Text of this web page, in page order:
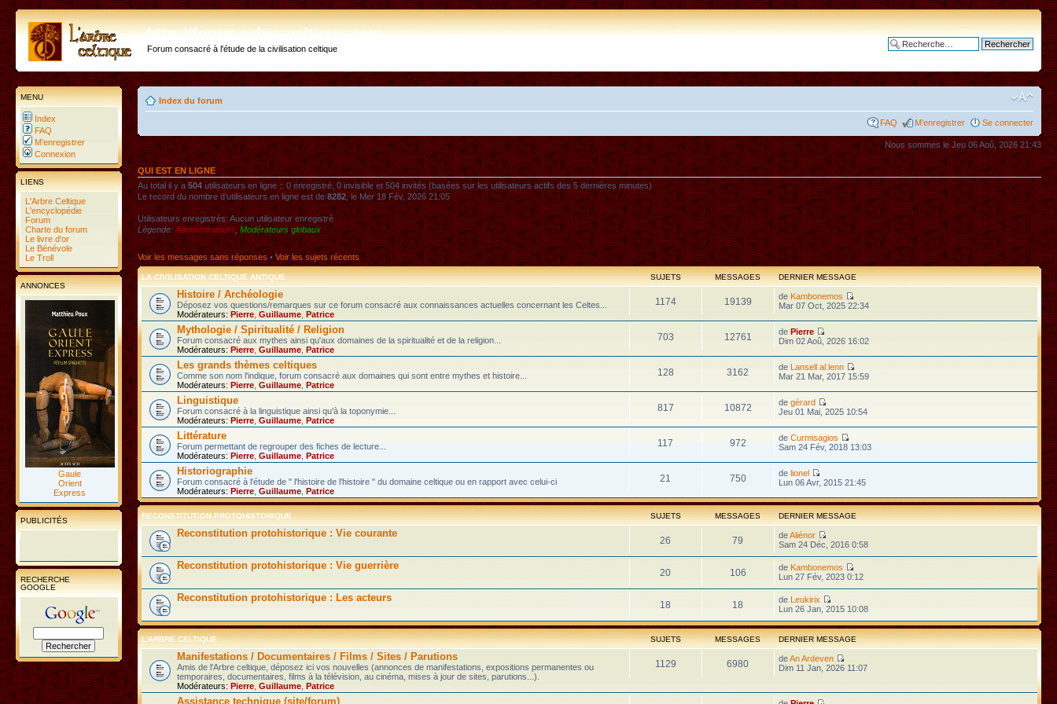
http://forum.arbre-celtique.com
Forum consacré à l'étude de la civilisation celtique
MENU
Index
FAQ
M’enregistrer
Connexion
LIENS
L'Arbre Celtique
L'encyclopédie
Forum
Charte du forum
Le livre d'or
Le Bénévole
Le Troll
ANNONCES
Gaule
Orient
Express
PUBLICITÉS
RECHERCHE
GOOGLE
Index du forum
FAQ M’enregistrer Se connecter
Nous sommes le Jeu 06 Aoû, 2026 21:43
QUI EST EN LIGNE
Au total il y a504utilisateurs en ligne :: 0 enregistré, 0 invisible et 504 invités (basées sur les utilisateurs actifs des 5 dernières minutes)
Le record du nombre d’utilisateurs en ligne est de8282, le Mer 18 Fév, 2026 21:05
Utilisateurs enregistrés: Aucun utilisateur enregistré
Légende:Administrateurs,Modérateurs globaux
Voir les messages sans réponses•Voir les sujets récents
LA CIVILISATION CELTIQUE ANTIQUE SUJETS MESSAGES DERNIER MESSAGE
Histoire / Archéologie
Déposez vos questions/remarques sur ce forum consacré aux connaissances actuelles concernant les Celtes...
Modérateurs: Pierre Guillaume Patrice
1174 19139 de Kambonemos
Mar 07 Oct, 2025 22:34
Mythologie / Spiritualité / Religion
Forum consacré aux mythes ainsi qu'aux domaines de la spiritualité et de la religion...
Modérateurs: Pierre Guillaume Patrice
703 12761 de Pierre
Dim 02 Aoû, 2026 16:02
Les grands thèmes celtiques
Comme son nom l'indique, forum consacré aux domaines qui sont entre mythes et histoire...
Modérateurs: Pierre Guillaume Patrice
128 3162 de Lansell al lenn
Mar 21 Mar, 2017 15:59
Linguistique
Forum consacré à la linguistique ainsi qu'à la toponymie...
Modérateurs: Pierre Guillaume Patrice
817 10872 de gérard
Jeu 01 Mai, 2025 10:54
Littérature
Forum permettant de regrouper des fiches de lecture...
Modérateurs: Pierre Guillaume Patrice
117 972 de Curmisagios
Sam 24 Fév, 2018 13:03
Historiographie
Forum consacré à l'étude de " l'histoire de l'histoire " du domaine celtique ou en rapport avec celui-ci
Modérateurs: Pierre Guillaume Patrice
21 750 de lionel
Lun 06 Avr, 2015 21:45
RECONSTITUTION PROTOHISTORIQUE SUJETS MESSAGES DERNIER MESSAGE
Reconstitution protohistorique : Vie courante
26 79 deAliénor
Sam 24 Déc, 2016 0:58
Reconstitution protohistorique : Vie guerrière
20 106 de Kambonemos
Lun 27 Fév, 2023 0:12
Reconstitution protohistorique : Les acteurs
18 18 de Leukirix
Lun 26 Jan, 2015 10:08
L'ARBRE CELTIQUE SUJETS MESSAGES DERNIER MESSAGE
Manifestations / Documentaires / Films / Sites / Parutions
Amis de l'Arbre celtique, déposez ici vos nouvelles (annonces de manifestations, expositions permanentes ou
temporaires, documentaires, films à la télévision, au cinéma, mises à jour de sites, parutions...).
Modérateurs: Pierre Guillaume Patrice
1129 6980 deAn Ardeven
Dim 11 Jan, 2026 11:07
Assistance technique (site/forum)